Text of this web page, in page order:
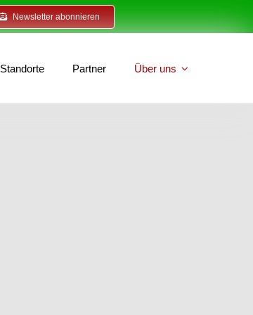
Newsletter abonnieren
Standorte Partner Über uns